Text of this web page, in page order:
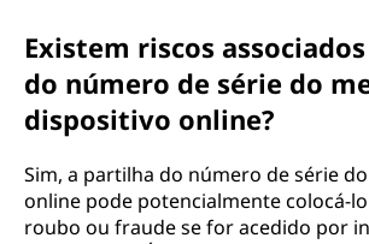
Existem riscos
do número de série do
dispositivo online?
Sim, a partilha do número de série
online pode potencialmente colocá-
roubo ou fraude se for acedido por